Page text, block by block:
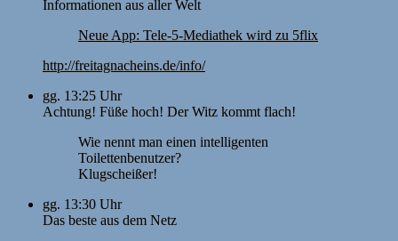
Informationen aus aller Welt
Neue App: Tele-5-Mediathek wird zu 5flix
http://freitagnacheins.de/info/
gg. 13:25 Uhr
Achtung! Füße hoch! Der Witz kommt flach!
Wie nennt man einen intelligenten
Toilettenbenutzer?
Klugscheißer!
gg. 13:30 Uhr
Das beste aus dem Netz